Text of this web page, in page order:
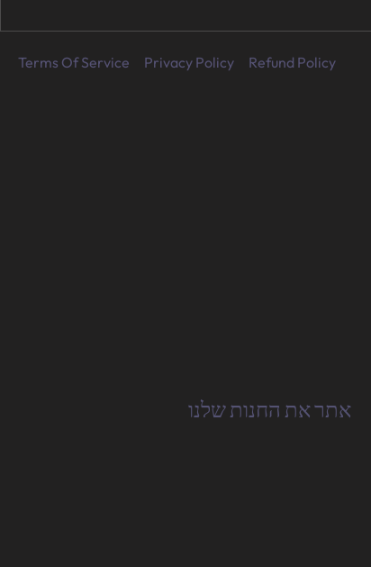
Refund Policy
Privacy Policy
Terms Of Service
אתר את החנות שלנו